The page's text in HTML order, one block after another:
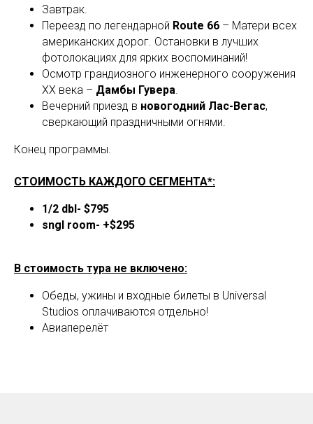
Завтрак.
Переезд по легендарной Route 66 – Матери всех
американских дорог. Остановки в лучших
фотолокациях для ярких воспоминаний!
Осмотр грандиозного инженерного сооружения
XX века – Дамбы Гувера.
Вечерний приезд в новогодний Лас-Вегас,
сверкающий праздничными огнями.
Конец программы.
СТОИМОСТЬ КАЖДОГО СЕГМЕНТА*:
1/2 dbl- $795
sngl room- +$295
В стоимость тура не включено:
Обеды, ужины и входные билеты в Universal
Studios оплачиваются отдельно!
Авиаперелёт